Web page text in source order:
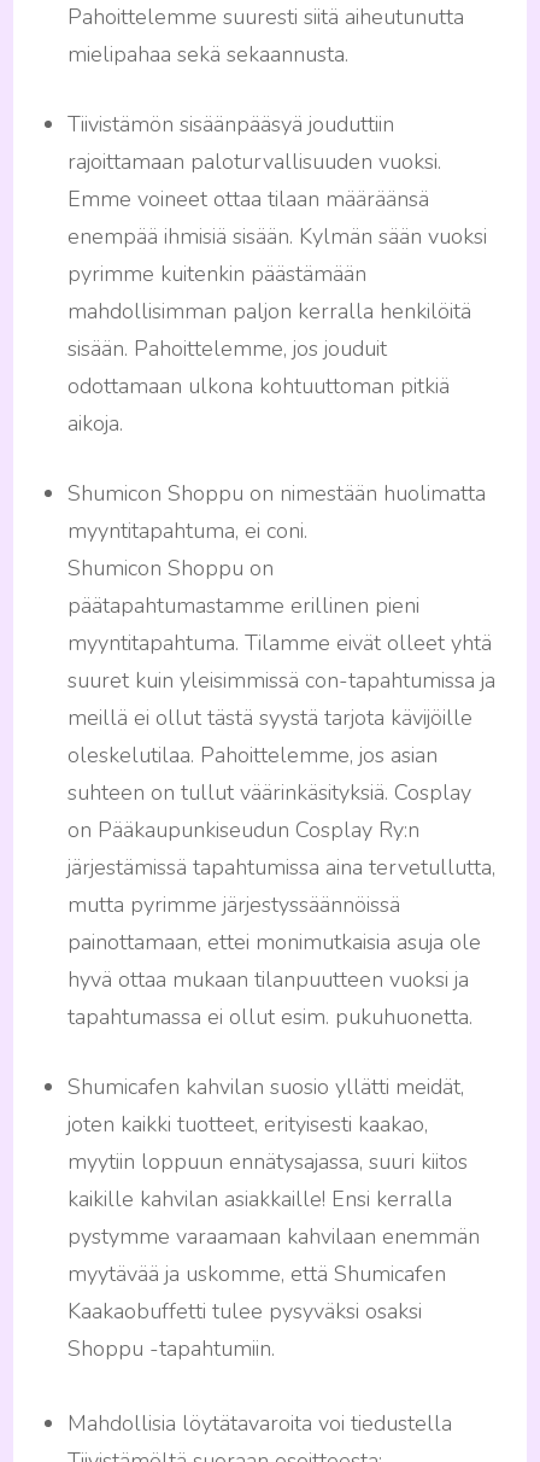
Pahoittelemme suuresti siitä aiheutunutta
mielipahaa sekä sekaannusta.
Tiivistämön sisäänpääsyä jouduttiin
rajoittamaan paloturvallisuuden vuoksi.
Emme voineet ottaa tilaan määräänsä
enempää ihmisiä sisään. Kylmän sään vuoksi
pyrimme kuitenkin päästämään
mahdollisimman paljon kerralla henkilöitä
sisään. Pahoittelemme, jos jouduit
odottamaan ulkona kohtuuttoman pitkiä
aikoja.
Shumicon Shoppu on nimestään huolimatta
myyntitapahtuma, ei coni.
Shumicon Shoppu on
päätapahtumastamme erillinen pieni
myyntitapahtuma. Tilamme eivät olleet yhtä
suuret kuin yleisimmissä con-tapahtumissa ja
meillä ei ollut tästä syystä tarjota kävijöille
oleskelutilaa. Pahoittelemme, jos asian
suhteen on tullut väärinkäsityksiä. Cosplay
on Pääkaupunkiseudun Cosplay Ry:n
järjestämissä tapahtumissa aina tervetullutta,
mutta pyrimme järjestyssäännöissä
painottamaan, ettei monimutkaisia asuja ole
hyvä ottaa mukaan tilanpuutteen vuoksi ja
tapahtumassa ei ollut esim. pukuhuonetta.
Shumicafen kahvilan suosio yllätti meidät,
joten kaikki tuotteet, erityisesti kaakao,
myytiin loppuun ennätysajassa, suuri kiitos
kaikille kahvilan asiakkaille! Ensi kerralla
pystymme varaamaan kahvilaan enemmän
myytävää ja uskomme, että Shumicafen
Kaakaobuffetti tulee pysyväksi osaksi
Shoppu -tapahtumiin.
Mahdollisia löytätavaroita voi tiedustella